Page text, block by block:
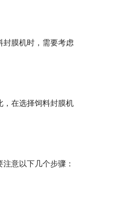
膜机时，需要考虑
，在选择饲料封膜机
意以下几个步骤：